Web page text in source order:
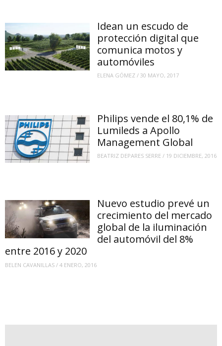
Idean un escudo de
protección digital que
comunica motos y
automóviles
ELENA GÓMEZ /30 MAYO, 2017
Philips vende el 80,1% de
Lumileds a Apollo
Management Global
BEATRIZ DEPARES SERRE / 19 DICIEMBRE, 2016
Nuevo estudio prevé un
crecimiento del mercado
global de la iluminación
del automóvil del 8%
entre 2016 y 2020
BELEN CAVANILLAS / 4 ENERO, 2016